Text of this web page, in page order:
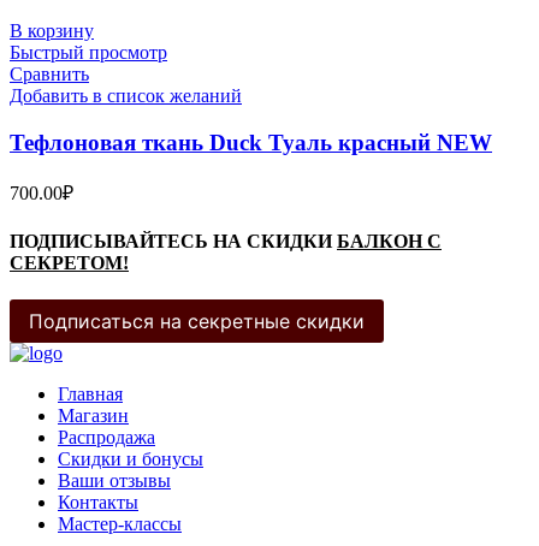
В корзину
Быстрый просмотр
Сравнить
Добавить в список желаний
Тефлоновая ткань Duck Туаль красный NEW
700.00₽
ПОДПИСЫВАЙТЕСЬ НА СКИДКИБАЛКОН С
СЕКРЕТОМ!
Подписаться на секретные скидки
Главная
Магазин
Распродажа
Cкидки и бонусы
Ваши отзывы
Контакты
Мастер-классы